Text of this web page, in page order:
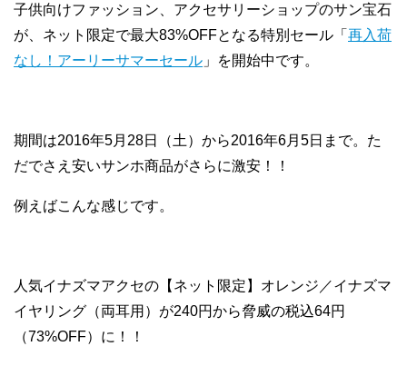
子供向けファッション、アクセサリーショップのサン宝石
が、ネット限定で最大83%OFFとなる特別セール「 再入荷
なし！アーリーサマーセール 」を開始中です。
期間は2016年5月28日（土）から2016年6月5日まで。た
だでさえ安いサンホ商品がさらに激安！！
例えばこんな感じです。
人気イナズマアクセの【ネット限定】オレンジ／イナズマ
イヤリング（両耳用）が240円から脅威の税込64円
（73%OFF）に！！